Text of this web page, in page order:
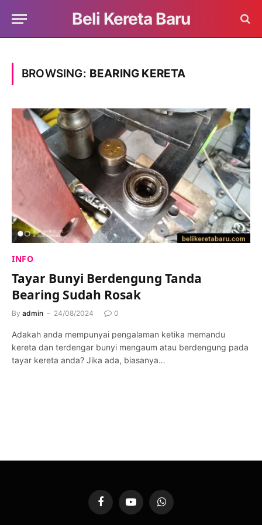
Beli Kereta Baru
BROWSING: BEARING KERETA
INFO
Tayar Bunyi Berdengung Tanda
Bearing Sudah Rosak
By admin 24/08/2024 0
Adakah anda mempunyai pengalaman ketika memandu
kereta dan terdengar bunyi mengaum atau berdengung pada
tayar kereta anda? Jika ada, biasanya…
FacebookYouTubeWhatsApp